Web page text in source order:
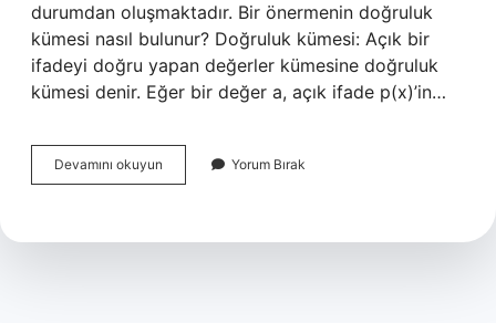
durumdan oluşmaktadır. Bir önermenin doğruluk
kümesi nasıl bulunur? Doğruluk kümesi: Açık bir
ifadeyi doğru yapan değerler kümesine doğruluk
kümesi denir. Eğer bir değer a, açık ifade p(x)’in…
Devamını okuyun
Önermenin
Nasıl
Yorum Bırak